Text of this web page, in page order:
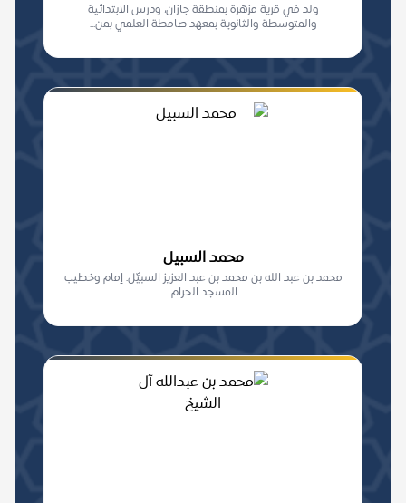
ولد في قرية مزهرة بمنطقة جازان، ودرس الابتدائية
والمتوسطة والثانوية بمعهد صامطة العلمي بمن...
محمد السبيل
محمد بن عبد الله بن محمد بن عبد العزيز السبيِّل. إمام وخطيب
المسجد الحرام.